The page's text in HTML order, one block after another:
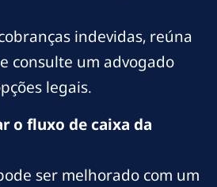
indevidas, reúna
consulte um advogado
legais.
o fluxo de caixa da
ser melhorado com um